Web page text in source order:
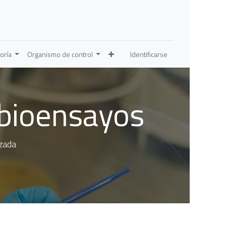
Organismo de control Identificarse